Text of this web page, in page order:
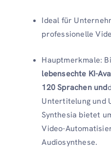
Ideal für
professionelle
Hauptmerkmale:
lebensechte KI-
120 Sprachen und
Untertitelung und
Synthesia bietet
Video-
Audiosynthese.